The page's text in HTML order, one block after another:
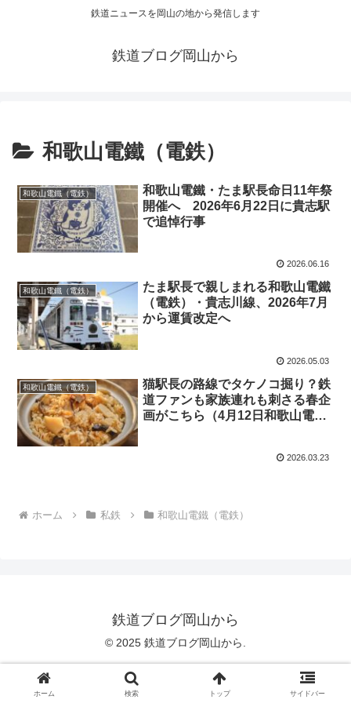
鉄道ニュースを岡山の地から発信します
鉄道ブログ岡山から
和歌山電鐵（電鉄）
和歌山電鐵（電鉄）
和歌山電鐵・たま駅長命日11年祭
開催へ 2026年6月22日に貴志駅
で追悼行事
2026.06.16
和歌山電鐵（電鉄）
たま駅長で親しまれる和歌山電鐵
（電鉄）・貴志川線、2026年7月
から運賃改定へ
2026.05.03
和歌山電鐵（電鉄）
猫駅長の路線でタケノコ掘り？鉄
道ファンも家族連れも刺さる春企
画がこちら（4月12日和歌山電鐵
2026.03.23
ホーム 私鉄 和歌山電鐵（電鉄）
鉄道ブログ岡山から
© 2025 鉄道ブログ岡山から.
ホーム 検索 トップ サイドバー